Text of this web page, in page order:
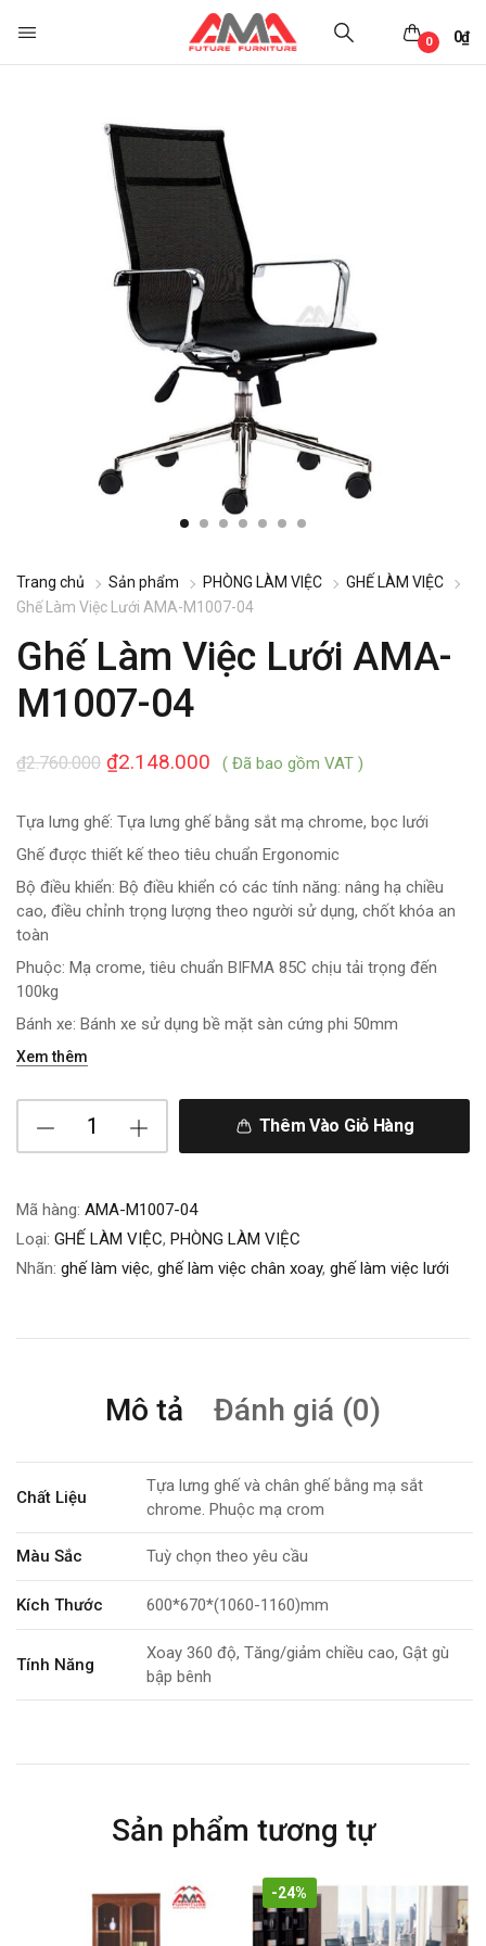
0₫
0
Trang chủ Sản phẩm PHÒNG LÀM VIỆC
GHẾ LÀM VIỆC
Ghế Làm Việc Lưới AMA-M1007-04
Ghế Làm Việc Lưới AMA-
M1007-04
2.760.000
₫ 2.148.000
₫ ( Đã bao gồm VAT )
Tựa lưng ghế: Tựa lưng ghế bằng sắt mạ chrome, bọc lưới
Ghế được thiết kế theo tiêu chuẩn Ergonomic
Bộ điều khiển: Bộ điều khiển có các tính năng: nâng hạ chiều
cao, điều chỉnh trọng lượng theo người sử dụng, chốt khóa an
toàn
Phuộc: Mạ crome, tiêu chuẩn BIFMA 85C chịu tải trọng đến
100kg
Bánh xe: Bánh xe sử dụng bề mặt sàn cứng phi 50mm
Xem thêm
Thêm Vào Giỏ Hàng
Mã hàng: AMA-M1007-04
Loại: GHẾ LÀM VIỆC, PHÒNG LÀM VIỆC
Nhãn: ghế làm việc, ghế làm việc chân xoay, ghế làm việc lưới
Mô tả Đánh giá (0)
Chất Liệu
Tựa lưng ghế và chân ghế bằng mạ sắt
chrome. Phuộc mạ crom
Màu Sắc Tuỳ chọn theo yêu cầu
Kích Thước 600*670*(1060-1160)mm
Tính Năng
Xoay 360 độ, Tăng/giảm chiều cao, Gật gù
bập bênh
Sản phẩm tương tự
-24%